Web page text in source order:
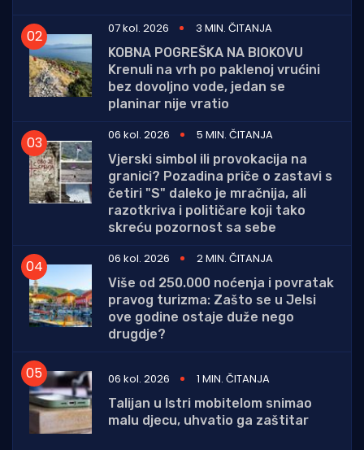
07 kol. 2026
3 MIN. ČITANJA
KOBNA POGREŠKA NA BIOKOVU
Krenuli na vrh po paklenoj vrućini
bez dovoljno vode, jedan se
planinar nije vratio
06 kol. 2026
5 MIN. ČITANJA
Vjerski simbol ili provokacija na
granici? Pozadina priče o zastavi s
četiri "S" daleko je mračnija, ali
razotkriva i političare koji tako
skreću pozornost sa sebe
06 kol. 2026
2 MIN. ČITANJA
Više od 250.000 noćenja i povratak
pravog turizma: Zašto se u Jelsi
ove godine ostaje duže nego
drugdje?
06 kol. 2026
1 MIN. ČITANJA
Talijan u Istri mobitelom snimao
malu djecu, uhvatio ga zaštitar